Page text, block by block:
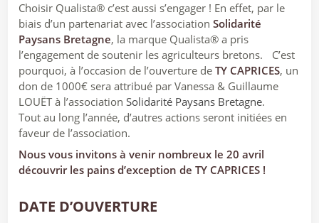
Choisir Qualista® c’est aussi s’engager ! En effet, par le
biais d’un partenariat avec l’associationSolidarité
Paysans Bretagne, la marque Qualista® a pris
l’engagement de soutenir les agriculteurs bretons. C’est
pourquoi, à l’occasion de l’ouverture deTY CAPRICES, un
don de 1000€ sera attribué par Vanessa & Guillaume
LOUËT à l’associationSolidarité Paysans Bretagne.
Tout au long l’année, d’autres actions seront initiées en
faveur de l’association.
Nous vous invitons à venir nombreux le 20 avril
découvrir les pains d’exception de TY CAPRICES !
DATE D’OUVERTURE